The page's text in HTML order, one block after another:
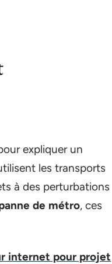
expliquer un
les transports
à des perturbations
de métro, ces
internet pour projet